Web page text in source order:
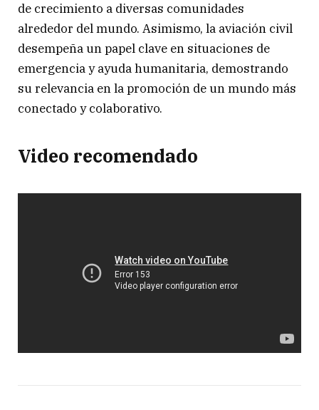
de crecimiento a diversas comunidades
alrededor del mundo. Asimismo, la aviación civil
desempeña un papel clave en situaciones de
emergencia y ayuda humanitaria, demostrando
su relevancia en la promoción de un mundo más
conectado y colaborativo.
Video recomendado